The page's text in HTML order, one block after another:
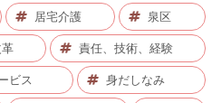
居宅介護 泉区
責任、技術、経験
ビス 身だしなみ